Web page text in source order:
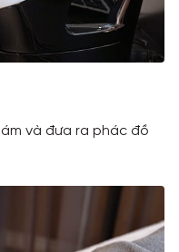
và đưa ra phác đồ